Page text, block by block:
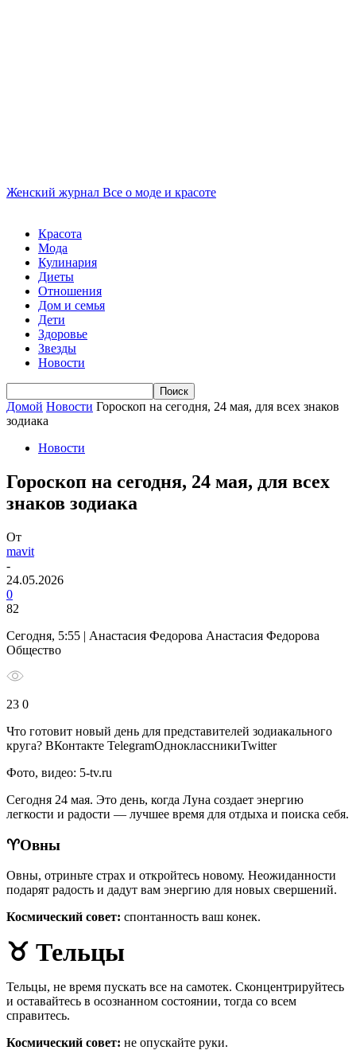
Женский журнал Все о моде и красоте
Красота
Мода
Кулинария
Диеты
Отношения
Дом и семья
Дети
Здоровье
Звезды
Новости
Домой Новости Гороскоп на сегодня, 24 мая, для всех знаков
зодиака
Новости
Гороскоп на сегодня, 24 мая, для всех
знаков зодиака
От
mavit
-
24.05.2026
0
82
Сегодня, 5:55 | Анастасия Федорова Анастасия Федорова
Общество
23 0
Что готовит новый день для представителей зодиакального
круга? ВКонтакте TelegramОдноклассникиTwitter
Фото, видео: 5-tv.ru
Сегодня 24 мая. Это день, когда Луна создает энергию
легкости и радости — лучшее время для отдыха и поиска себя.
♈️Овны
Овны, отриньте страх и откройтесь новому. Неожиданности
подарят радость и дадут вам энергию для новых свершений.
Космический совет: спонтанность ваш конек.
♉ Тельцы
Тельцы, не время пускать все на самотек. Сконцентрируйтесь
и оставайтесь в осознанном состоянии, тогда со всем
справитесь.
Космический совет: не опускайте руки.